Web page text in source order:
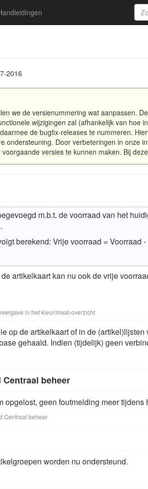
2016
we de versienummering wat aanpassen.
wijzigingen zal (afhankelijk van hoe
de bugfix-releases te nummeren.
ondersteuning. Door verbeteringen in onze
versies te kunnen maken. Bij
m.b.t. de voorraad van het
.
berekend: Vrije voorraad = Voorraad
artikelkaart kan nu ook de vrije
in het kleur/maat-overzicht
op de artikelkaart of in de
gehaald. Indien (tijdelijk) geen
beheer
opgelost, geen foutmelding meer tijdens
Centraal beheer
worden nu ondersteund.